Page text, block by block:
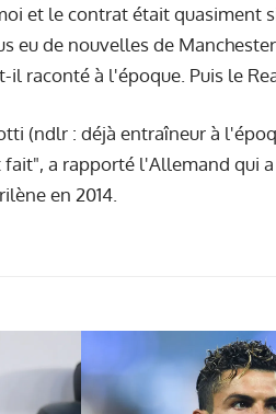
et le contrat était quasiment
eu de nouvelles de
raconté à l'époque. Puis le
(ndlr : déjà entraîneur à
a rapporté l'Allemand qui
en 2014.